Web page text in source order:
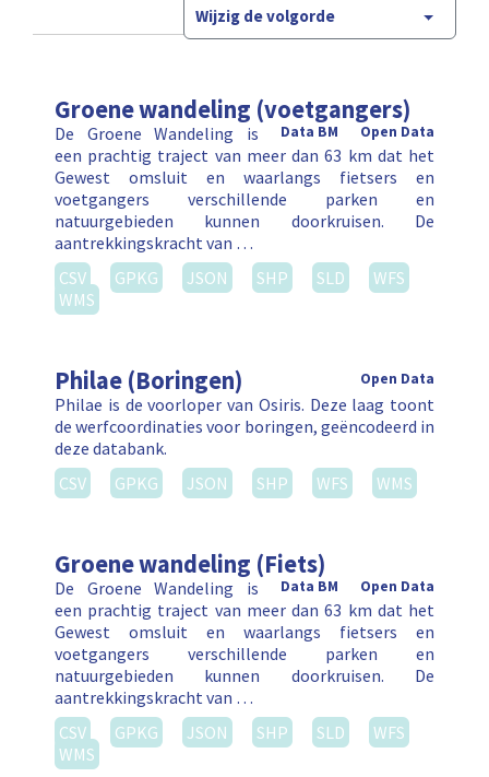
Wijzig de volgorde
Groene wandeling (voetgangers)
Open Data
Data BM
De Groene Wandeling is
een prachtig traject van meer dan 63 km dat het
Gewest omsluit en waarlangs fietsers en
voetgangers verschillende parken en
natuurgebieden kunnen doorkruisen. De
aantrekkingskracht van …
CSV
GPKG JSON SHP SLD
WFS
WMS
Philae (Boringen) Open Data
Philae is de voorloper van Osiris. Deze laag toont
de werfcoordinaties voor boringen, geëncodeerd in
deze databank.
CSV
GPKG JSON SHP WFS WMS
Groene wandeling (Fiets)
Open Data
Data BM
De Groene Wandeling is
een prachtig traject van meer dan 63 km dat het
Gewest omsluit en waarlangs fietsers en
voetgangers verschillende parken en
natuurgebieden kunnen doorkruisen. De
aantrekkingskracht van …
CSV
GPKG JSON SHP SLD
WFS
WMS